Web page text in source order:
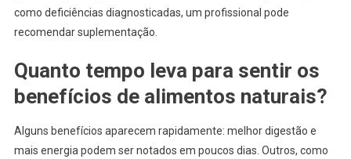
como deficiências diagnosticadas, um profissional pode
recomendar suplementação.
Quanto tempo leva para sentir os
benefícios de alimentos naturais?
Alguns benefícios aparecem rapidamente: melhor digestão e
mais energia podem ser notados em poucos dias. Outros, como